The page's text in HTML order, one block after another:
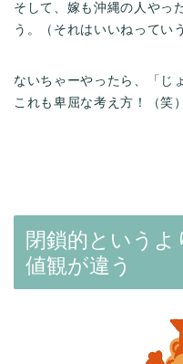
そして、嫁も沖縄の人やっ
う。（それはいいねってい
ないちゃーやったら、「じ
これも卑屈な考え方！（笑）
閉鎖的という
値観が違う